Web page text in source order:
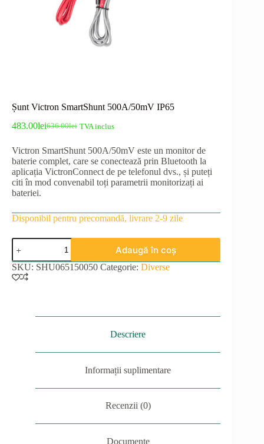
Șunt Victron SmartShunt 500A/50mV IP65
636.00lei
Prețul
a
fost:
636.00lei.
483.00leiPrețul
este:
483.00lei.
TVA inclus
Victron SmartShunt 500A/50mV este un monitor de
baterie complet, care se conectează prin Bluetooth la
aplicația VictronConnect de pe telefonul dvs., și puteți
citi în mod convenabil toți parametrii monitorizați ai
bateriei.
Disponibil pentru precomandă, livrare 2-9 zile
Cantitate
Șunt
Victron
SmartShunt
500A/50mV
Adaugă în coș
SKU: SHU065150050 Categorie: Diverse
Descriere
Informații suplimentare
Recenzii (0)
Documente